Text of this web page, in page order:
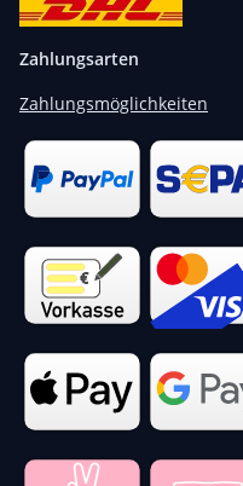
Zahlungsarten
Zahlungsmöglichkeiten